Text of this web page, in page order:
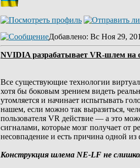
Добавлено: Вс Ноя 29,
NVIDIA разрабатывает VR-шлем на
Все существующие технологии
хотя бы боковым зрением видеть
утомляется и начинает испытывать
нашем, если можно так выразиться,
пользователя VR действие — а это
сигналами, которые мозг получает от
несовпадение и есть причина одной
Конструкция шлема NE-LF не